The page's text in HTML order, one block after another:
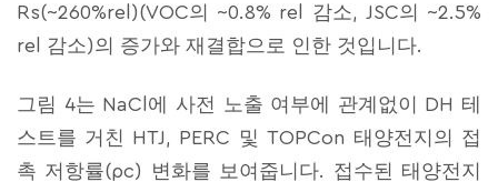
Rs(~260%rel)(VOC의 ~0.8% rel 감소, JSC의 ~2.5%
rel 감소)의 증가와 재결합으로 인한 것입니다.
그림 4는 NaCl에 사전 노출 여부에 관계없이 DH 테
스트를 거친 HTJ, PERC 및 TOPCon 태양전지의 접
촉 저항률(ρc) 변화를 보여줍니다. 접수된 태양전지